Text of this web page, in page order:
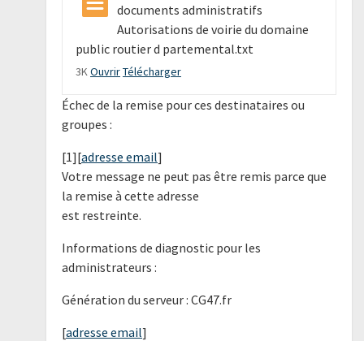
documents administratifs
Autorisations de voirie du domaine
public routier d partemental.txt
3K OuvrirTélécharger
Échec de la remise pour ces destinataires ou
groupes :
[1][adresse email]
Votre message ne peut pas être remis parce que
la remise à cette adresse
est restreinte.
Informations de diagnostic pour les
administrateurs :
Génération du serveur : CG47.fr
[adresse email]